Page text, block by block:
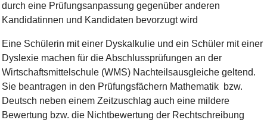
durch eine Prüfungsanpassung gegenüber anderen
Kandidatinnen und Kandidaten bevorzugt wird
Eine Schülerin mit einer Dyskalkulie und ein Schüler mit einer
Dyslexie machen für die Abschlussprüfungen an der
Wirtschaftsmittelschule (WMS) Nachteilsausgleiche geltend.
Sie beantragen in den Prüfungsfächern Mathematik bzw.
Deutsch neben einem Zeitzuschlag auch eine mildere
Bewertung bzw. die Nichtbewertung der Rechtschreibung